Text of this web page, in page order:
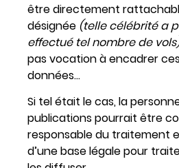
être directement
désignée (telle célébrité a
effectué tel nombre de
pas vocation à encadrer
données…
Si tel était le cas, la
publications pourrait être
responsable du traitement
d’une base légale pour